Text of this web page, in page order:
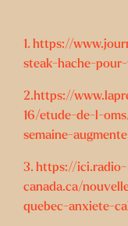
1. https://
steak-hache-
2.https://
16/etude-de-l-
semaine-
3. https://ici.radio-
canada.ca/
quebec-anxiete-